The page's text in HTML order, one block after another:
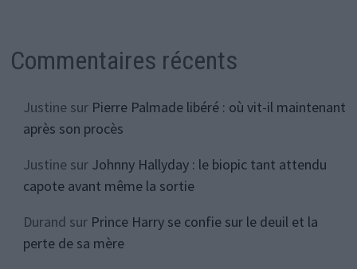
Commentaires récents
Justinesur Pierre Palmade libéré : où vit-il maintenant
après son procès
Justinesur Johnny Hallyday : le biopic tant attendu
capote avant même la sortie
Durand sur Prince Harry se confie sur le deuil et la
perte de sa mère